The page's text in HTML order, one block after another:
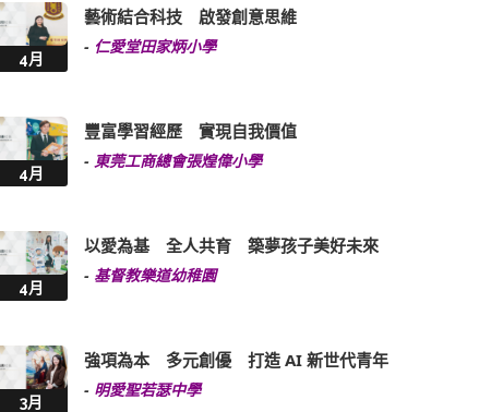
4月
藝術結合科技 啟發創意思維
- 仁愛堂田家炳小學
4月
豐富學習經歷 實現自我價值
-東莞工商總會張煌偉小學
4月
以愛為基 全人共育 築夢孩子美好未來
- 基督教樂道幼稚園
3月
強項為本 多元創優 打造 AI 新世代青年
- 明愛聖若瑟中學